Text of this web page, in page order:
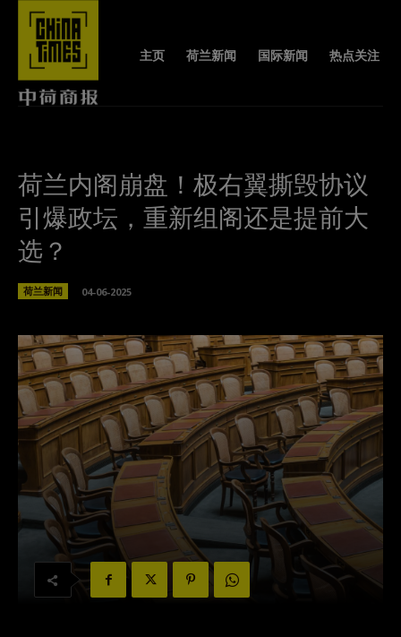
主页 荷兰新闻 国际新闻 热点关注
荷兰内阁崩盘！极右翼撕毁协议
引爆政坛，重新组阁还是提前大
选？
荷兰新闻 04-06-2025